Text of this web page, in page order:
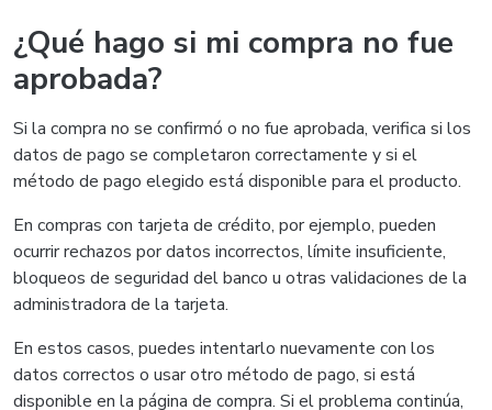
¿Qué hago si mi compra no fue
aprobada?
Si la compra no se confirmó o no fue aprobada, verifica si los
datos de pago se completaron correctamente y si el
método de pago elegido está disponible para el producto.
En compras con tarjeta de crédito, por ejemplo, pueden
ocurrir rechazos por datos incorrectos, límite insuficiente,
bloqueos de seguridad del banco u otras validaciones de la
administradora de la tarjeta.
En estos casos, puedes intentarlo nuevamente con los
datos correctos o usar otro método de pago, si está
disponible en la página de compra. Si el problema continúa,